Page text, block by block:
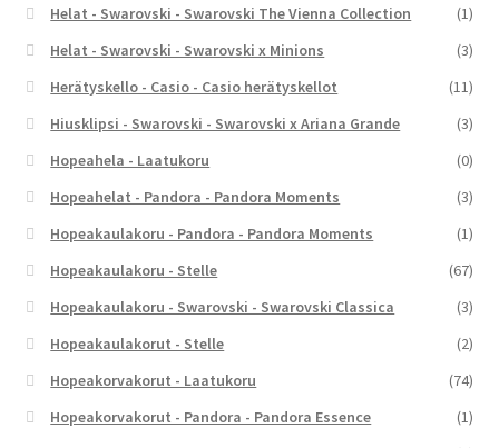
Helat - Swarovski - Swarovski The Vienna Collection
(1)
Helat - Swarovski - Swarovski x Minions
(3)
Herätyskello - Casio - Casio herätyskellot
(11)
Hiusklipsi - Swarovski - Swarovski x Ariana Grande
(3)
Hopeahela - Laatukoru
(0)
Hopeahelat - Pandora - Pandora Moments
(3)
Hopeakaulakoru - Pandora - Pandora Moments
(1)
Hopeakaulakoru - Stelle
(67)
Hopeakaulakoru - Swarovski - Swarovski Classica
(3)
Hopeakaulakorut - Stelle
(2)
Hopeakorvakorut - Laatukoru
(74)
Hopeakorvakorut - Pandora - Pandora Essence
(1)